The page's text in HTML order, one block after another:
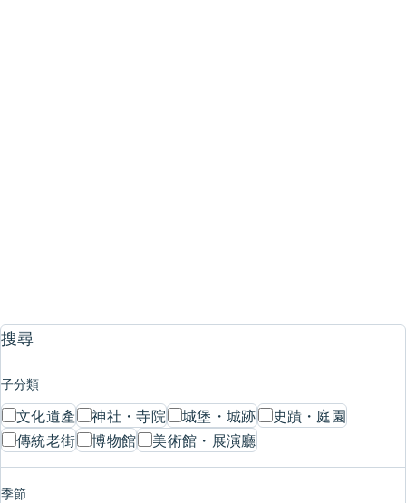
搜尋
子分類
文化遺產 神社・寺院 城堡・城跡
史蹟・庭園
傳統老街
博物館 美術館・展演廳
季節